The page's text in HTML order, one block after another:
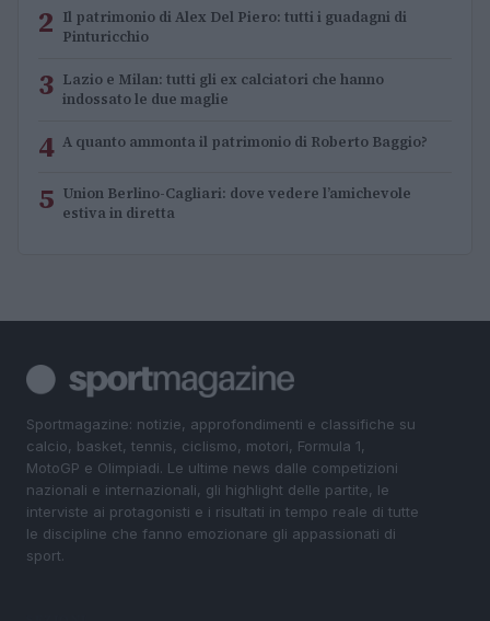
2 Il patrimonio di Alex Del Piero: tutti i guadagni di
Pinturicchio
3 Lazio e Milan: tutti gli ex calciatori che hanno
indossato le due maglie
4 A quanto ammonta il patrimonio di Roberto Baggio?
5 Union Berlino-Cagliari: dove vedere l’amichevole
estiva in diretta
Sportmagazine: notizie, approfondimenti e classifiche su
calcio, basket, tennis, ciclismo, motori, Formula 1,
MotoGP e Olimpiadi. Le ultime news dalle competizioni
nazionali e internazionali, gli highlight delle partite, le
interviste ai protagonisti e i risultati in tempo reale di tutte
le discipline che fanno emozionare gli appassionati di
sport.